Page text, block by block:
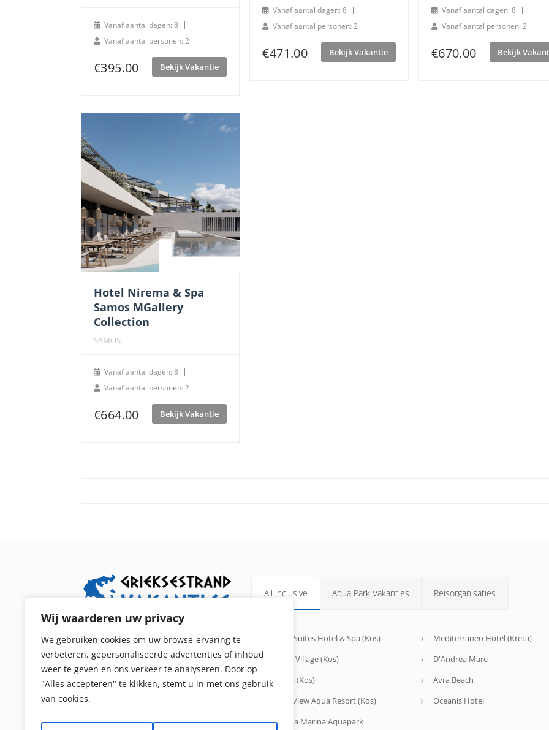
Wij waarderen uw privacy
We gebruiken cookies om uw browse-ervaring te
verbeteren, gepersonaliseerde advertenties of inhoud
weer te geven en ons verkeer te analyseren. Door op
"Alles accepteren" te klikken, stemt u in met ons gebruik
van cookies.
Vanaf aantal dagen: 8
Vanaf aantal personen: 2
€395.00 Bekijk Vakantie
Vanaf aantal dagen: 8
Vanaf aantal personen: 2
€471.00 Bekijk Vakantie
Vanaf aantal dagen: 8
Vanaf aantal personen: 2
€670.00 Bekijk
Hotel Nirema & Spa
Samos MGallery
Collection
SAMOS
Vanaf aantal dagen: 8
Vanaf aantal personen: 2
€664.00 Bekijk Vakantie
Grieksestrandvakanties.nl is een
vergelijker voor alle strandvakanties in
Griekenland. We verkopen zelf geen
reizen naar Griekenland maar laten de
beste vakanties en lastminute naar
info[at]grieksestrandvakanties.nl & volg
All inclusive Aqua Park Vakanties Reisorganisaties
Pelagos Suites Hotel & Spa (Kos)
Kipriotis Village (Kos)
Ikos Aria (Kos)
Aegean View Aqua Resort (Kos)
LaBranda Marina Aquapark
Mediterraneo Hotel (Kreta)
D'Andrea Mare
Avra Beach
Oceanis Hotel